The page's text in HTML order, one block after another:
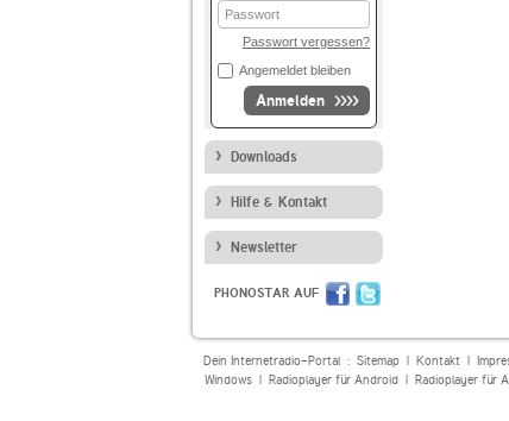
Passwort
Passwort vergessen?
Angemeldet bleiben
Anmelden
Downloads
Hilfe & Kontakt
Newsletter
PHONOSTAR AUF
Dein Internetradio-Portal : Sitemap| Kontakt|
Windows| Radioplayer für Android| Radioplayer für